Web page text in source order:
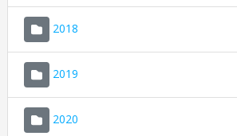
2018
2019
2020